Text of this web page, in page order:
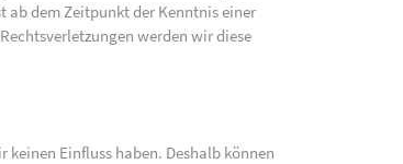
ab dem Zeitpunkt der Kenntnis einer
werden wir diese
Einfluss haben. Deshalb können